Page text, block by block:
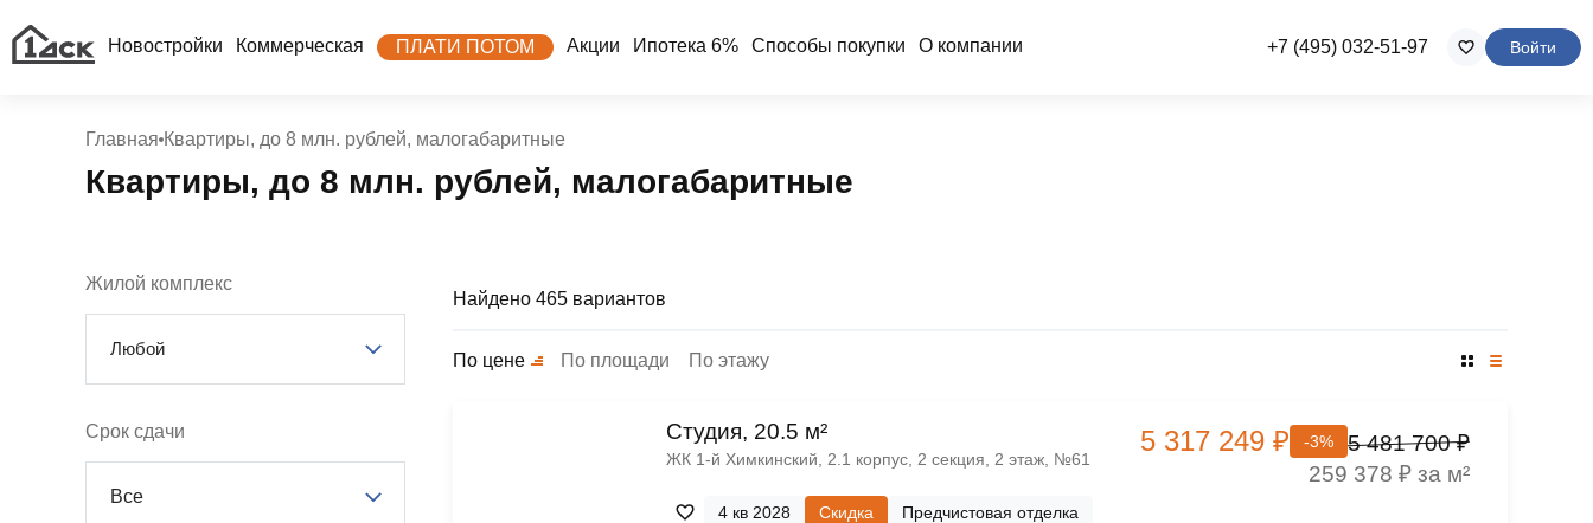
Новостройки Коммерческая ПЛАТИ ПОТОМ Акции Ипотека 6% Способы покупки О компании +7 (495) 032-51-97 Войти
Главная Квартиры, до 8 млн. рублей, малогабаритные
Квартиры, до 8 млн. рублей, малогабаритные
Жилой комплекс
Любой
Срок сдачи
Все
Найдено 465 вариантов
По цене По площади По этажу
Cтудия, 20.5 м²
ЖК 1‑й Химкинский, 2.1 корпус, 2 секция, 2 этаж, №61
4 кв 2028 Скидка
Предчистовая отделка
5 317 249 ₽ -3%
5 481 700 ₽
259 378 ₽ за м²